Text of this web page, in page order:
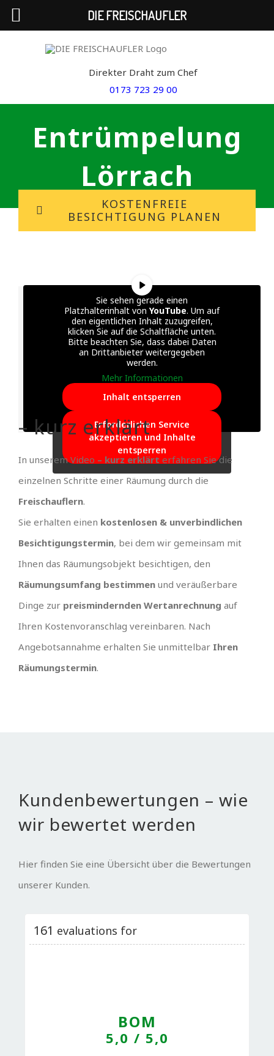
Direkter Draht zum Chef
0173 723 29 00
Entrümpelung
Lörrach
KOSTENFREIE
BESICHTIGUNG PLANEN
Sie sehen gerade einen
Platzhalterinhalt von YouTube. Um auf
den eigentlichen Inhalt zuzugreifen,
klicken Sie auf die Schaltfläche unten.
Bitte beachten Sie, dass dabei Daten
an Drittanbieter weitergegeben
werden.
Mehr Informationen
Inhalt entsperren
Erforderlichen Service
akzeptieren und Inhalte
entsperren
– kurz erklärt
In unserem Video – kurz erklärt erfahren Sie die
einzelnen Schritte einer Räumung durch die
Freischauflern.
Sie erhalten einen kostenlosen & unverbindlichen
Besichtigungstermin, bei dem wir gemeinsam mit
Ihnen das Räumungsobjekt besichtigen, den
Räumungsumfang bestimmen und veräußerbare
Dinge zur preismindernden Wertanrechnung auf
Ihren Kostenvoranschlag vereinbaren. Nach
Angebotsannahme erhalten Sie unmittelbar Ihren
Räumungstermin.
Kundenbewertungen – wie
wir bewertet werden
Hier finden Sie eine Übersicht über die Bewertungen
unserer Kunden.
161 evaluations for
BOM
5,0 / 5,0
DIE FREISCHAUFLER